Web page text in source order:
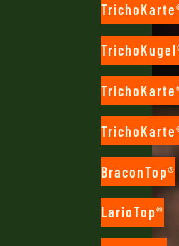
TrichoKarte®
BraconTop®
LarioTop®